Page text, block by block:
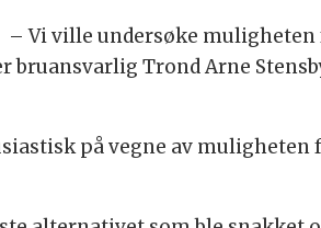
– Vi ville undersøke muligheten
bruansvarlig Trond Arne
på vegne av muligheten